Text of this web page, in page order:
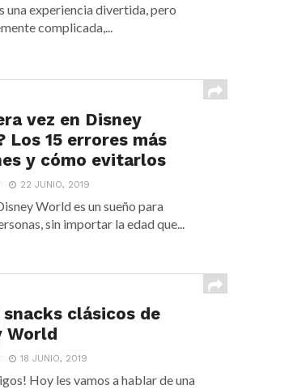
una experiencia divertida, pero
complicada,...
vez en Disney
Los 15 errores más
y cómo evitarlos
22 JUNIO, 2019
World es un sueño para
sin importar la edad que...
snacks clásicos de
World
18 JUNIO, 2019
Hoy les vamos a hablar de una